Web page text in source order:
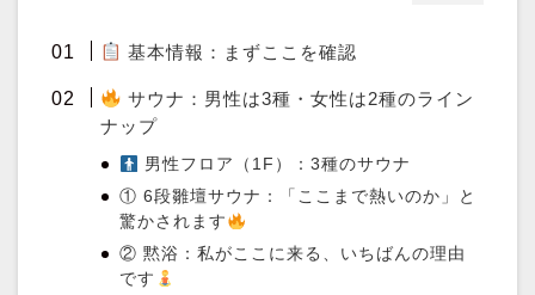
基本情報：まずここを確認
サウナ：男性は3種・女性は2種のライン
ナップ
男性フロア（1F）：3種のサウナ
① 6段雛壇サウナ：「ここまで熱いのか」と
驚かされます
② 黙浴：私がここに来る、いちばんの理由
です